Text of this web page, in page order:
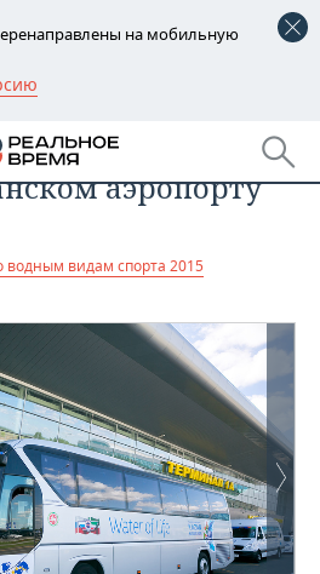
на мобильную
ПФО
людей планеты
аэропорту
видам спорта 2015